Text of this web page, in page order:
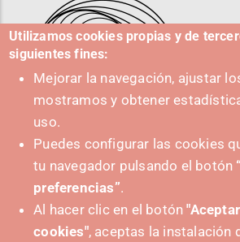
IMPULSA
Utilizamos cookies propias y de
siguientes fines:
Mejorar la navegación, ajustar
mostramos y obtener
uso.
Puedes configurar las cookies
tu navegador pulsando el botón
preferencias”.
Al hacer clic en el botón
cookies", aceptas la instalación